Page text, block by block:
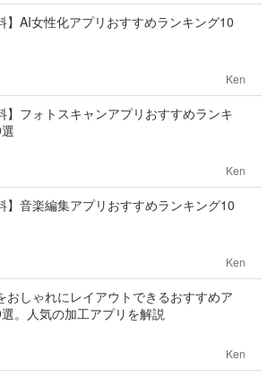
】AI女性化アプリおすすめランキング10
Ken
】フォトスキャンアプリおすすめランキ
Ken
】音楽編集アプリおすすめランキング10
Ken
おしゃれにレイアウトできるおすすめア
。人気の加工アプリを解説
Ken